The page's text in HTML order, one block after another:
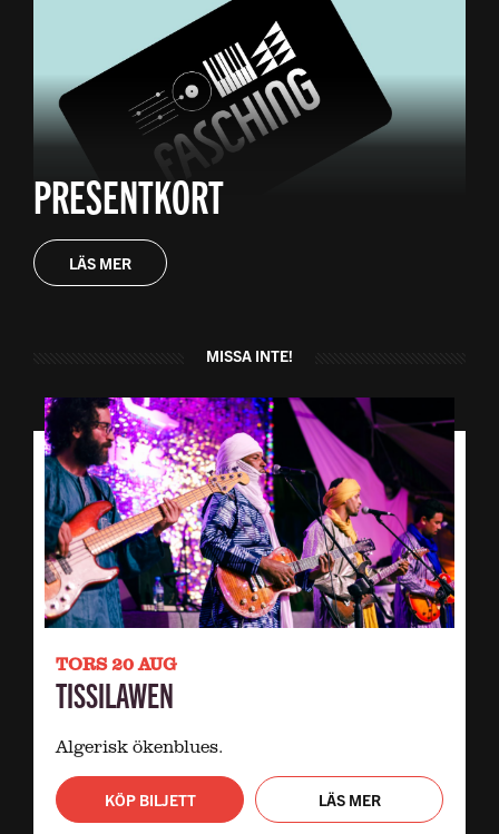
PRESENTKORT
LÄS MER
MISSA INTE!
TORS 20 AUG
TISSILAWEN
Algerisk ökenblues.
KÖP BILJETT LÄS MER